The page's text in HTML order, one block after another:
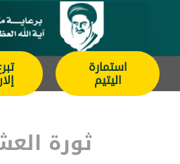
استمارة
اليتيم
ثورة